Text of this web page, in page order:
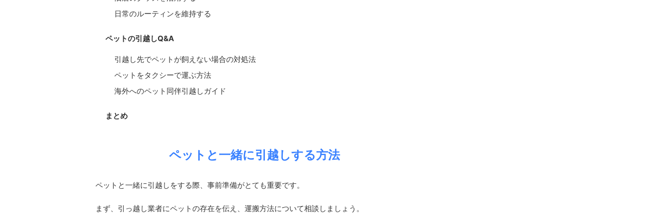
日常のルーティンを維持する
ペットの引越しQ&A
引越し先でペットが飼えない場合の対処法
ペットをタクシーで運ぶ方法
海外へのペット同伴引越しガイド
まとめ
ペットと一緒に引越しする方法
ペットと一緒に引越しをする際、事前準備がとても重要です。
まず、引っ越し業者にペットの存在を伝え、運搬方法について相談しましょう。